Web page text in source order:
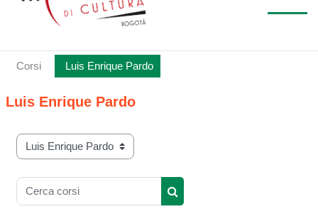
Corsi Luis Enrique Pardo
Luis Enrique Pardo
Categorie di corso
Cerca corsi
Cerca corsi